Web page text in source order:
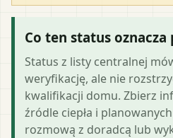
Co ten status
Status z listy centralnej
weryfikację, ale nie
kwalifikacji domu. Zbierz
źródle ciepła i
rozmową z doradcą lub